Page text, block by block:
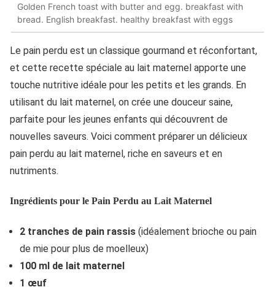
Golden French toast with butter and egg. breakfast with
bread. English breakfast. healthy breakfast with eggs
Le pain perdu est un classique gourmand et réconfortant,
et cette recette spéciale au lait maternel apporte une
touche nutritive idéale pour les petits et les grands. En
utilisant du lait maternel, on crée une douceur saine,
parfaite pour les jeunes enfants qui découvrent de
nouvelles saveurs. Voici comment préparer un délicieux
pain perdu au lait maternel, riche en saveurs et en
nutriments.
Ingrédients pour le Pain Perdu au Lait Maternel
2 tranches de pain rassis (idéalement brioche ou pain
de mie pour plus de moelleux)
100 ml de lait maternel
1 œuf